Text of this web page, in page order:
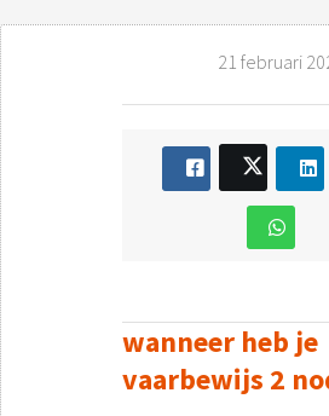
21 februari
wanneer heb je
vaarbewijs 2